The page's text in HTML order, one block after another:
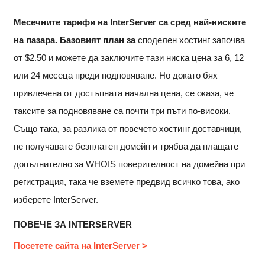
Месечните тарифи на InterServer са сред най-ниските
на пазара. Базовият план засподелен хостинг започва
от $2.50 и можете да заключите тази ниска цена за 6, 12
или 24 месеца преди подновяване. Но докато бях
привлечена от достъпната начална цена, се оказа, че
таксите за подновяване са почти три пъти по-високи.
Също така, за разлика от повечето хостинг доставчици,
не получавате безплатен домейн и трябва да плащате
допълнително за WHOIS поверителност на домейна при
регистрация, така че вземете предвид всичко това, ако
изберете InterServer.
ПОВЕЧЕ ЗА INTERSERVER
Посетете сайта на InterServer >